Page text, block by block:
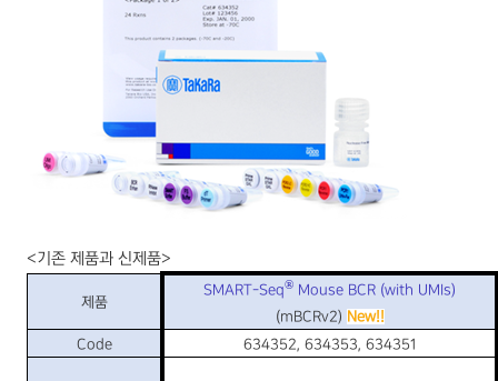
<기존 제품과 신제품>
제품
SMART-Seq® Mouse BCR (with UMIs)
(mBCRv2) New!!
Code
634352, 634353, 634351